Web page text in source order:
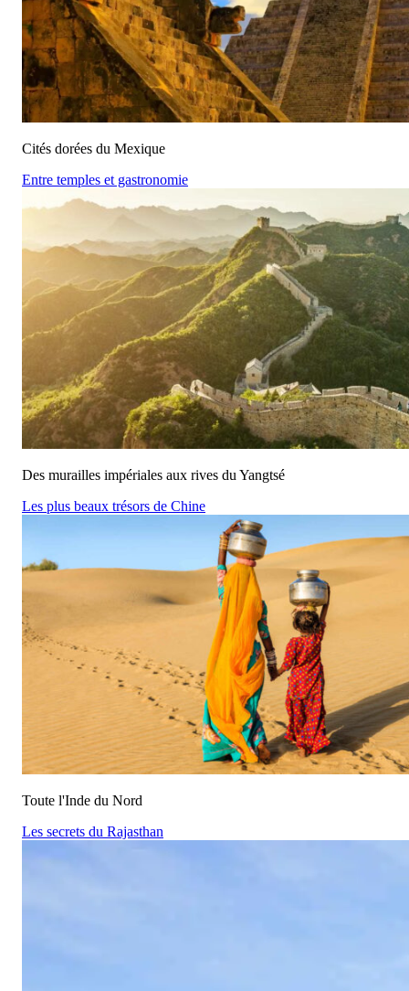
Cités dorées du Mexique
Entre temples et gastronomie
Des murailles impériales aux rives du Yangtsé
Les plus beaux trésors de Chine
Toute l'Inde du Nord
Les secrets du Rajasthan